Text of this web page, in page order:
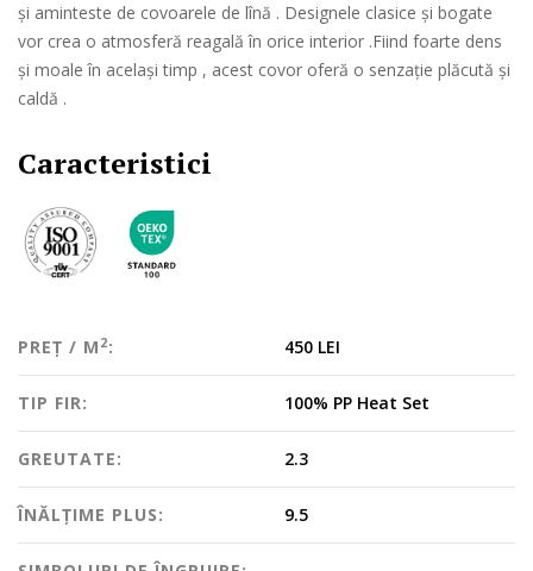
și aminteste de covoarele de lînă . Designele clasice și bogate
vor crea o atmosferă reagală în orice interior .Fiind foarte dens
și moale în același timp , acest covor oferă o senzație plăcută și
caldă .
Caracteristici
PREȚ / M 2: 450 LEI
TIP FIR: 100% PP Heat Set
GREUTATE: 2.3
ÎNĂLȚIME PLUS: 9.5